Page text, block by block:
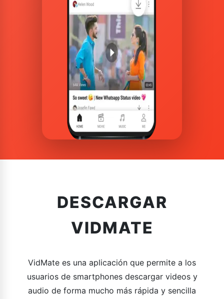
DESCARGAR
VIDMATE
VidMate es una aplicación que permite a los
usuarios de smartphones descargar videos y
audio de forma mucho más rápida y sencilla